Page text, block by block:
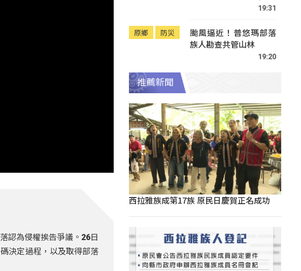
認為侵權挨告爭議。26日
決定過程，以及取得部落
19:31
原鄉 防災
颱風逼近！普悠瑪部落
族人勘查共管山林
19:20
推薦新聞
西拉雅族成第17族 原民日慶賀正名成功